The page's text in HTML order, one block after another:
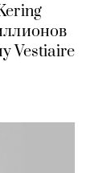
Vestiaire